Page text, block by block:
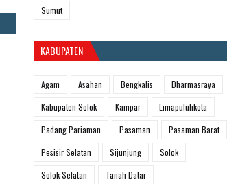
Sumut
KABUPATEN
Agam Asahan Bengkalis
Dharmasraya
Kabupaten Solok
Kampar
Limapuluhkota
Padang Pariaman
Pasaman
Pasaman Barat
Pesisir Selatan
Sijunjung
Solok
Solok Selatan
Tanah Datar